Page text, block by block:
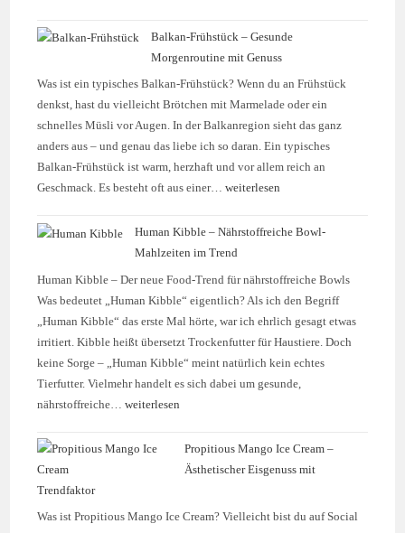
Balkan-Frühstück – Gesunde
Morgenroutine mit Genuss
Was ist ein typisches Balkan-Frühstück? Wenn du an Frühstück
denkst, hast du vielleicht Brötchen mit Marmelade oder ein
schnelles Müsli vor Augen. In der Balkanregion sieht das ganz
anders aus – und genau das liebe ich so daran. Ein typisches
Balkan-Frühstück ist warm, herzhaft und vor allem reich an
Geschmack. Es besteht oft aus einer…weiterlesen
Human Kibble – Nährstoffreiche Bowl-
Mahlzeiten im Trend
Human Kibble – Der neue Food-Trend für nährstoffreiche Bowls
Was bedeutet „Human Kibble“ eigentlich? Als ich den Begriff
„Human Kibble“ das erste Mal hörte, war ich ehrlich gesagt etwas
irritiert. Kibble heißt übersetzt Trockenfutter für Haustiere. Doch
keine Sorge – „Human Kibble“ meint natürlich kein echtes
Tierfutter. Vielmehr handelt es sich dabei um gesunde,
nährstoffreiche…weiterlesen
Propitious Mango Ice Cream –
Ästhetischer Eisgenuss mit
Trendfaktor
Was ist Propitious Mango Ice Cream? Vielleicht bist du auf Social